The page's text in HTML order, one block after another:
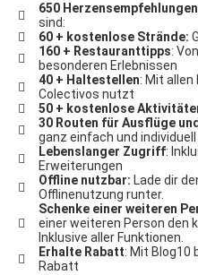
650 Herzensempfehlungen
sind:
60 + kostenlose Strände:
160 + Restauranttipps:
besonderen Erlebnissen
40 + Haltestellen: Mit allen
Colectivos nutzt
50 + kostenlose
30 Routen für Ausflüge
ganz einfach und
Lebenslanger Zugriff:
Erweiterungen
Offline nutzbar: Lade dir
Offlinenutzung runter.
Schenke einer weiteren
einer weiteren Person den
Inklusive aller Funktionen.
Erhalte Rabatt: Mit Blog10
Rabatt